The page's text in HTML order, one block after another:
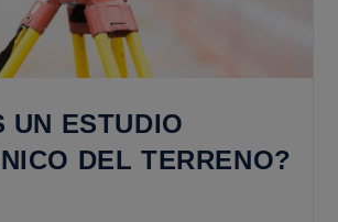
UN ESTUDIO
DEL TERRENO?